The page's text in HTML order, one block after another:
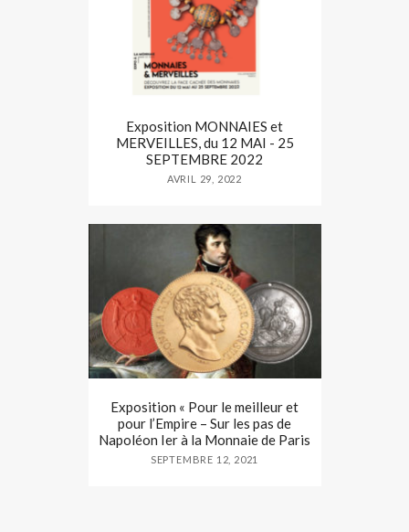
Exposition MONNAIES et
MERVEILLES, du 12 MAI - 25
SEPTEMBRE 2022
AVRIL 29, 2022
Exposition « Pour le meilleur et
pour l’Empire – Sur les pas de
Napoléon Ier à la Monnaie de Paris
SEPTEMBRE 12, 2021